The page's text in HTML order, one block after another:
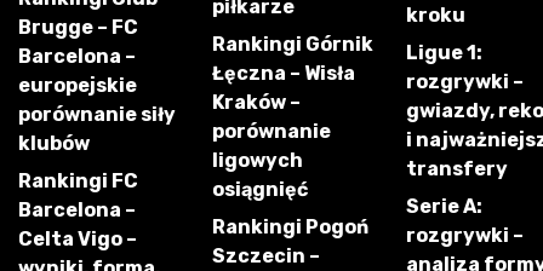
Brugge – FC
Barcelona –
europejskie
porównanie siły
klubów
Rankingi FC
Barcelona –
Celta Vigo –
piłkarze
Rankingi Górnik
Łęczna – Wisła
Kraków –
porównanie
ligowych
osiągnięć
Rankingi Pogoń
Szczecin –
kroku
Ligue 1:
rozgrywki –
gwiazdy,
i
transfery
Serie A:
rozgrywki –
analiza